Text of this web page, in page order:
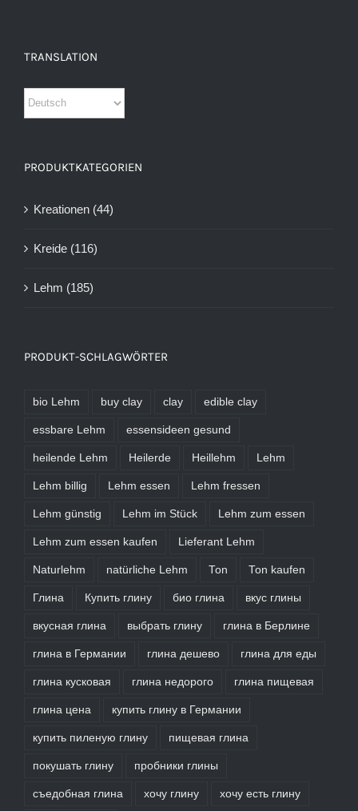
TRANSLATION
PRODUKTKATEGORIEN
Kreationen (44)
Kreide (116)
Lehm (185)
PRODUKT-SCHLAGWÖRTER
bio Lehm buy clay clay edible clay
essbare Lehm essensideen gesund
heilende Lehm Heilerde Heillehm Lehm
Lehm billig Lehm essen Lehm fressen
Lehm günstig Lehm im Stück Lehm zum essen
Lehm zum essen kaufen Lieferant Lehm
Naturlehm natürliche Lehm Ton Ton kaufen
Глина Купить глину био глина вкус глины
вкусная глина выбрать глину глина в Берлине
глина в Германии глина дешево глина для еды
глина кусковая глина недорого глина пищевая
глина цена купить глину в Германии
купить пиленую глину пищевая глина
покушать глину пробники глины
съедобная глина хочу глину хочу есть глину